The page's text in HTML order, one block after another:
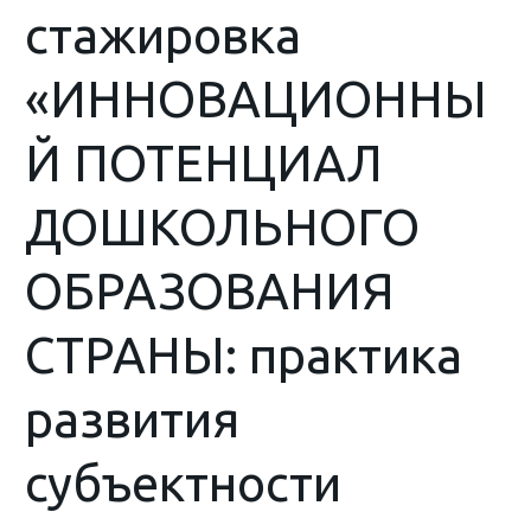
стажировка
«ИННОВАЦИОННЫ
Й ПОТЕНЦИАЛ
ДОШКОЛЬНОГО
ОБРАЗОВАНИЯ
СТРАНЫ: практика
развития
субъектности